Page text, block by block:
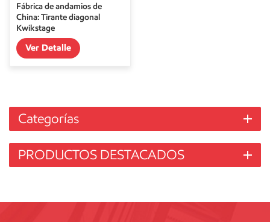
Fábrica de andamios de
China: Tirante diagonal
Kwikstage
Ver Detalle
Categorías
PRODUCTOS DESTACADOS